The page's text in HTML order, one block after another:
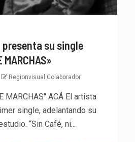
presenta su single
Regionvisual Colaborador
MARCHAS" ACÁ El artista
single, adelantando su
“Sin Café, ni...